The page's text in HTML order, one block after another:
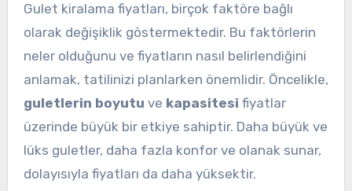
Gulet kiralama fiyatları, birçok faktöre bağlı
olarak değişiklik göstermektedir. Bu faktörlerin
neler olduğunu ve fiyatların nasıl belirlendiğini
anlamak, tatilinizi planlarken önemlidir. Öncelikle,
guletlerin boyutu ve kapasitesi fiyatlar
üzerinde büyük bir etkiye sahiptir. Daha büyük ve
lüks guletler, daha fazla konfor ve olanak sunar,
dolayısıyla fiyatları da daha yüksektir.